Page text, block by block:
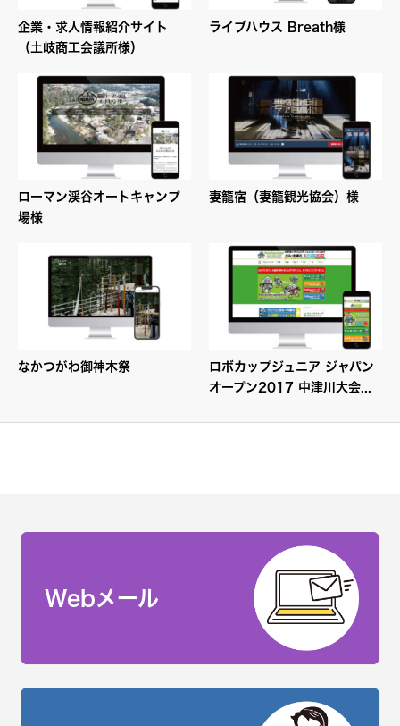
企業・求人情報紹介サイト
（土岐商工会議所様）
ライブハウス Breath様
ローマン渓谷オートキャンプ
場様
妻籠宿（妻籠観光協会）様
なかつがわ御神木祭
ロボカップジュニア ジャパン
オープン2017 中津川大会...
Webメール